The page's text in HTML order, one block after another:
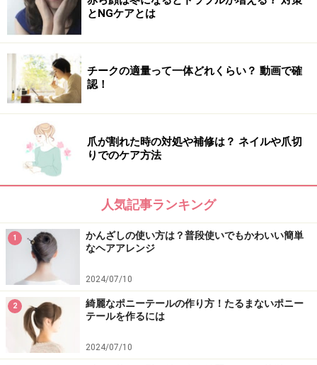
片方の手で毛先をおさえながら結ぶと良い
8 毛先が見えないように二つ折りにし、更にもう一回
結びます。
シュシュをつけることで、仕上がりに華やかさが出る
9 ゴムが見えないように、シュシュをつけます。
※記事内容は執筆時点のものです。最新の内容をご確認くださ
い。
とNGケアとは
チークの適量って一体どれくらい？ 動画で確
認！
爪が割れた時の対処や補修は？ ネイルや爪切
りでのケア方法
人気記事ランキング
1
かんざしの使い方は？普段使いでもかわいい簡単
なヘアアレンジ
2024/07/10
2
綺麗なポニーテールの作り方！たるまないポニー
テールを作るには
2024/07/10